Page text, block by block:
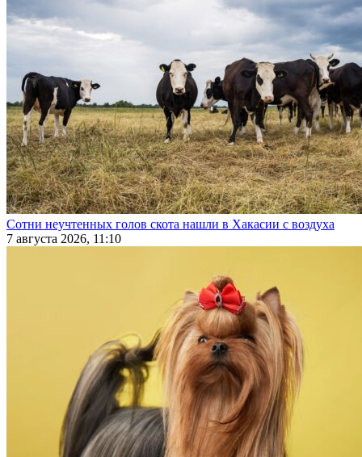
Сотни неучтенных голов скота нашли в Хакасии с воздуха
7 августа 2026, 11:10